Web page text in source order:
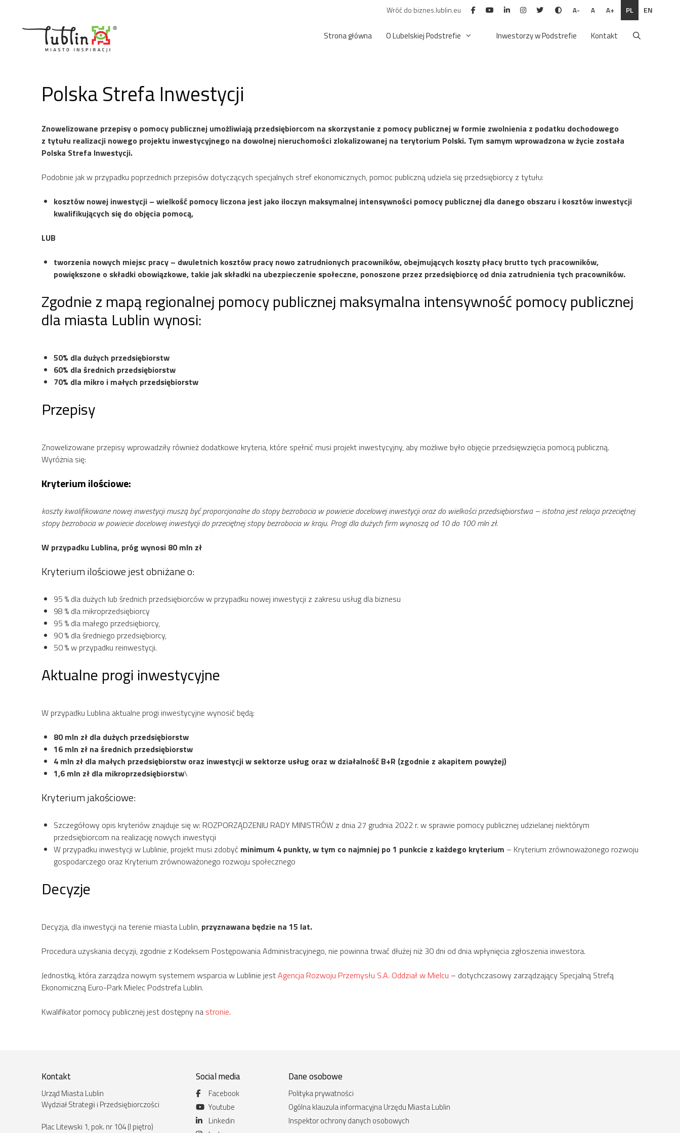
Wróć do biznes.lublin.eu A- A A+ PL EN
Strona główna O Lubelskiej Podstrefie Inwestorzy w Podstrefie Kontakt
Polska Strefa Inwestycji
Znowelizowane przepisy o pomocy publicznej umożliwiają przedsiębiorcom na skorzystanie z pomocy publicznej w formie zwolnienia z podatku dochodowego
z tytułu realizacji nowego projektu inwestycyjnego na dowolnej nieruchomości zlokalizowanej na terytorium Polski. Tym samym wprowadzona w życie została
Polska Strefa Inwestycji.
Podobnie jak w przypadku poprzednich przepisów dotyczących specjalnych stref ekonomicznych, pomoc publiczną udziela się przedsiębiorcy z tytułu:
kosztów nowej inwestycji – wielkość pomocy liczona jest jako iloczyn maksymalnej intensywności pomocy publicznej dla danego obszaru i kosztów inwestycji
kwalifikujących się do objęcia pomocą,
LUB
tworzenia nowych miejsc pracy – dwuletnich kosztów pracy nowo zatrudnionych pracowników, obejmujących koszty płacy brutto tych pracowników,
powiększone o składki obowiązkowe, takie jak składki na ubezpieczenie społeczne, ponoszone przez przedsiębiorcę od dnia zatrudnienia tych pracowników.
Zgodnie z mapą regionalnej pomocy publicznej maksymalna intensywność pomocy publicznej
dla miasta Lublin wynosi:
50% dla dużych przedsiębiorstw
60% dla średnich przedsiębiorstw
70% dla mikro i małych przedsiębiorstw
Przepisy
Znowelizowane przepisy wprowadziły również dodatkowe kryteria, które spełnić musi projekt inwestycyjny, aby możliwe było objęcie przedsięwzięcia pomocą publiczną.
Wyróżnia się:
Kryterium ilościowe:
koszty kwalifikowane nowej inwestycji muszą być proporcjonalne do stopy bezrobocia w powiecie docelowej inwestycji oraz do wielkości przedsiębiorstwa – istotna jest relacja przeciętnej
stopy bezrobocia w powiecie docelowej inwestycji do przeciętnej stopy bezrobocia w kraju. Progi dla dużych firm wynoszą od 10 do 100 mln zł.
W przypadku Lublina, próg wynosi 80 mln zł
Kryterium ilościowe jest obniżane o:
95 % dla dużych lub średnich przedsiębiorców w przypadku nowej inwestycji z zakresu usług dla biznesu
98 % dla mikroprzedsiębiorcy
95 % dla małego przedsiębiorcy,
90 % dla średniego przedsiębiorcy,
50 % w przypadku reinwestycji.
Aktualne progi inwestycyjne
W przypadku Lublina aktualne progi inwestycyjne wynosić będą:
80 mln zł dla dużych przedsiębiorstw
16 mln zł na średnich przedsiębiorstw
4 mln zł dla małych przedsiębiorstw oraz inwestycji w sektorze usług oraz w działalność B+R (zgodnie z akapitem powyżej)
1,6 mln zł dla mikroprzedsiębiorstw\
Kryterium jakościowe:
Szczegółowy opis kryteriów znajduje się w: ROZPORZĄDZENIU RADY MINISTRÓW z dnia 27 grudnia 2022 r. w sprawie pomocy publicznej udzielanej niektórym
przedsiębiorcom na realizację nowych inwestycji
W przypadku inwestycji w Lublinie, projekt musi zdobyć minimum 4 punkty, w tym co najmniej po 1 punkcie z każdego kryterium – Kryterium zrównoważonego rozwoju
gospodarczego oraz Kryterium zrównoważonego rozwoju społecznego
Decyzje
Decyzja, dla inwestycji na terenie miasta Lublin, przyznawana będzie na 15 lat.
Procedura uzyskania decyzji, zgodnie z Kodeksem Postępowania Administracyjnego, nie powinna trwać dłużej niż 30 dni od dnia wpłynięcia zgłoszenia inwestora.
Jednostką, która zarządza nowym systemem wsparcia w Lublinie jestAgencja Rozwoju Przemysłu S.A. Oddział w Mielcu – dotychczasowy zarządzający Specjalną Strefą
Ekonomiczną Euro-Park Mielec Podstrefa Lublin.
Kwalifikator pomocy publicznej jest dostępny na stronie.
Kontakt
Urząd Miasta Lublin
Wydział Strategii i Przedsiębiorczości
Plac Litewski 1, pok. nr 104 (I piętro)
Social media
Facebook
Youtube
Linkedin
Dane osobowe
Polityka prywatności
Ogólna klauzula informacyjna Urzędu Miasta Lublin
Inspektor ochrony danych osobowych